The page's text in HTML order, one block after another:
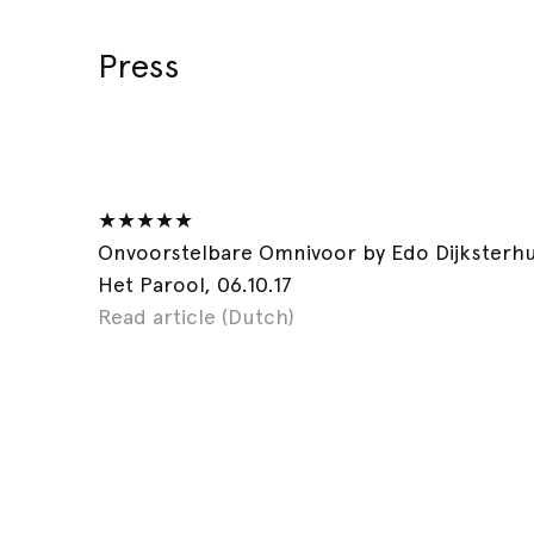
Press
★★★★★
Onvoorstelbare Omnivoor by Edo
Het Parool, 06.10.17
Read article (Dutch)